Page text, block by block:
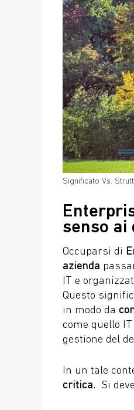
Significato Vs.
senso ai
Occuparsi di
azienda
IT e
Questo
in modo da
come quello
gestione del
In un tale
critica. Si